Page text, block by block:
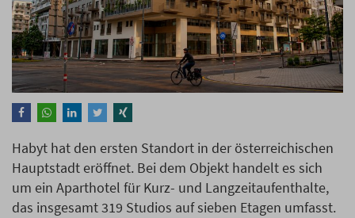
Habyt hat den ersten Standort in der österreichischen
Hauptstadt eröffnet. Bei dem Objekt handelt es sich
um ein Aparthotel für Kurz- und Langzeitaufenthalte,
das insgesamt 319 Studios auf sieben Etagen umfasst.